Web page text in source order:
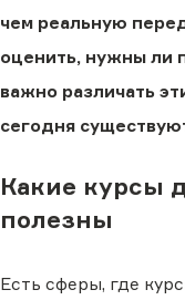
чем реальную
оценить, нужны ли
важно различать
сегодня
Какие курсы
полезны
Есть сферы, где